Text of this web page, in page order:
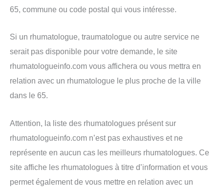
65, commune ou code postal qui vous intéresse.
Si un rhumatologue, traumatologue ou autre service ne
serait pas disponible pour votre demande, le site
rhumatologueinfo.com vous affichera ou vous mettra en
relation avec un rhumatologue le plus proche de la ville
dans le 65.
Attention, la liste des rhumatologues présent sur
rhumatologueinfo.com n’est pas exhaustives et ne
représente en aucun cas les meilleurs rhumatologues. Ce
site affiche les rhumatologues à titre d’information et vous
permet également de vous mettre en relation avec un